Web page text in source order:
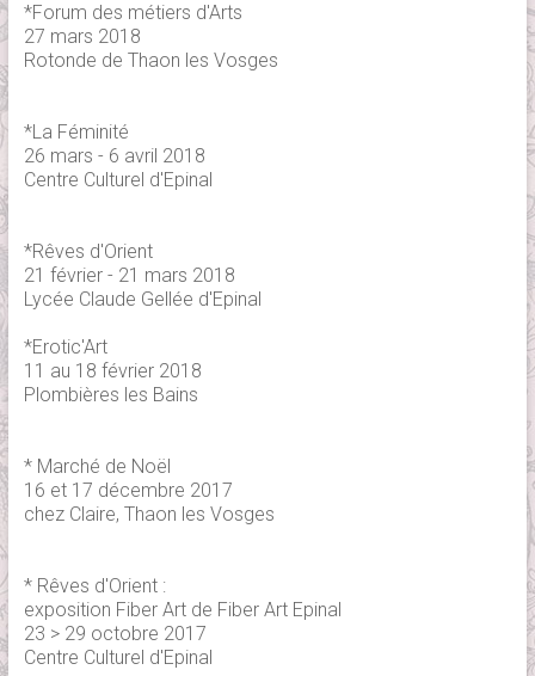
*Forum des métiers d'Arts
27 mars 2018
Rotonde de Thaon les Vosges
*La Féminité
26 mars - 6 avril 2018
Centre Culturel d'Epinal
*Rêves d'Orient
21 février - 21 mars 2018
Lycée Claude Gellée d'Epinal
*Erotic'Art
11 au 18 février 2018
Plombières les Bains
* Marché de Noël
16 et 17 décembre 2017
chez Claire, Thaon les Vosges
* Rêves d'Orient :
exposition Fiber Art de Fiber Art Epinal
23 > 29 octobre 2017
Centre Culturel d'Epinal